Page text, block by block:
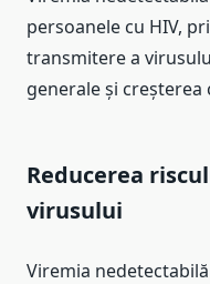
persoanele cu HIV,
transmitere a
generale și creșterea
Reducerea
virusului
Viremia